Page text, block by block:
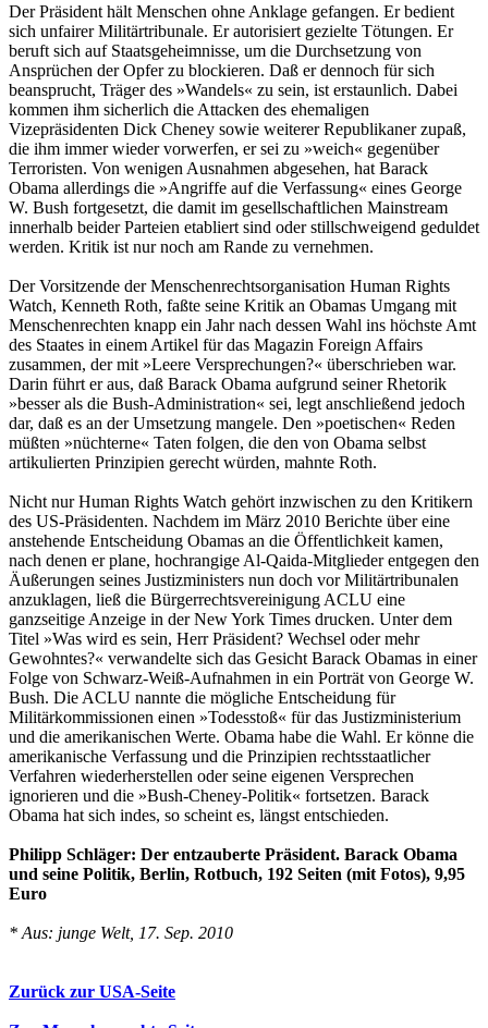
Der Präsident hält Menschen ohne Anklage gefangen. Er bedient
sich unfairer Militärtribunale. Er autorisiert gezielte Tötungen. Er
beruft sich auf Staatsgeheimnisse, um die Durchsetzung von
Ansprüchen der Opfer zu blockieren. Daß er dennoch für sich
beansprucht, Träger des »Wandels« zu sein, ist erstaunlich. Dabei
kommen ihm sicherlich die Attacken des ehemaligen
Vizepräsidenten Dick Cheney sowie weiterer Republikaner zupaß,
die ihm immer wieder vorwerfen, er sei zu »weich« gegenüber
Terroristen. Von wenigen Ausnahmen abgesehen, hat Barack
Obama allerdings die »Angriffe auf die Verfassung« eines George
W. Bush fortgesetzt, die damit im gesellschaftlichen Mainstream
innerhalb beider Parteien etabliert sind oder stillschweigend geduldet
werden. Kritik ist nur noch am Rande zu vernehmen.
Der Vorsitzende der Menschenrechtsorganisation Human Rights
Watch, Kenneth Roth, faßte seine Kritik an Obamas Umgang mit
Menschenrechten knapp ein Jahr nach dessen Wahl ins höchste Amt
des Staates in einem Artikel für das Magazin Foreign Affairs
zusammen, der mit »Leere Versprechungen?« überschrieben war.
Darin führt er aus, daß Barack Obama aufgrund seiner Rhetorik
»besser als die Bush-Administration« sei, legt anschließend jedoch
dar, daß es an der Umsetzung mangele. Den »poetischen« Reden
müßten »nüchterne« Taten folgen, die den von Obama selbst
artikulierten Prinzipien gerecht würden, mahnte Roth.
Nicht nur Human Rights Watch gehört inzwischen zu den Kritikern
des US-Präsidenten. Nachdem im März 2010 Berichte über eine
anstehende Entscheidung Obamas an die Öffentlichkeit kamen,
nach denen er plane, hochrangige Al-Qaida-Mitglieder entgegen den
Äußerungen seines Justizministers nun doch vor Militärtribunalen
anzuklagen, ließ die Bürgerrechtsvereinigung ACLU eine
ganzseitige Anzeige in der New York Times drucken. Unter dem
Titel »Was wird es sein, Herr Präsident? Wechsel oder mehr
Gewohntes?« verwandelte sich das Gesicht Barack Obamas in einer
Folge von Schwarz-Weiß-Aufnahmen in ein Porträt von George W.
Bush. Die ACLU nannte die mögliche Entscheidung für
Militärkommissionen einen »Todesstoß« für das Justizministerium
und die amerikanischen Werte. Obama habe die Wahl. Er könne die
amerikanische Verfassung und die Prinzipien rechtsstaatlicher
Verfahren wiederherstellen oder seine eigenen Versprechen
ignorieren und die »Bush-Cheney-Politik« fortsetzen. Barack
Obama hat sich indes, so scheint es, längst entschieden.
Philipp Schläger: Der entzauberte Präsident. Barack Obama
und seine Politik, Berlin, Rotbuch, 192 Seiten (mit Fotos), 9,95
Euro
* Aus: junge Welt, 17. Sep. 2010
Zurück zur USA-Seite